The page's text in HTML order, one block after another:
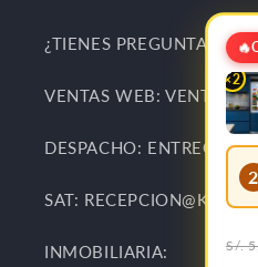
¿TIENES PREGUNTAS Y
VENTAS WEB:
DESPACHO:
SAT:
INMOBILIARIA:
🔥
×2
2
S/.